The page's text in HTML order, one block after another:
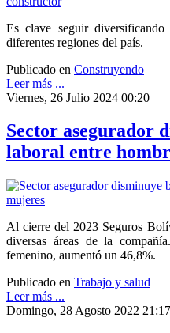
Es clave seguir
diferentes regiones del país.
Publicado en Construyendo
Leer más ...
Viernes, 26 Julio 2024 00:20
Sector asegurador
laboral entre
Al cierre del 2023 Seguros
diversas áreas de la
femenino, aumentó un 46,8%.
Publicado en Trabajo y salud
Leer más ...
Domingo, 28 Agosto 2022 21:17